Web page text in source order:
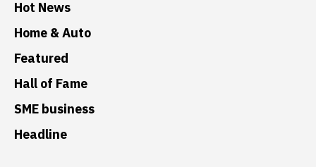
Hot News
Home & Auto
Featured
Hall of Fame
SME business
Headline